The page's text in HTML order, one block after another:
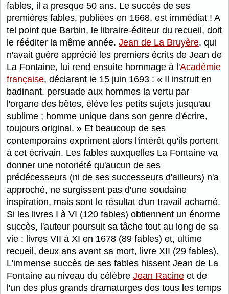
fables, il a presque 50 ans. Le succès de ses
premières fables, publiées en 1668, est immédiat ! A
tel point que Barbin, le libraire-éditeur du recueil, doit
le rééditer la même année. Jean de La Bruyère, qui
n'avait guère apprécié les premiers écrits de Jean de
La Fontaine, lui rend ensuite hommage à l'Académie
française, déclarant le 15 juin 1693 : « Il instruit en
badinant, persuade aux hommes la vertu par
l'organe des bêtes, élève les petits sujets jusqu'au
sublime ; homme unique dans son genre d'écrire,
toujours original. » Et beaucoup de ses
contemporains expriment alors l'intérêt qu'ils portent
à cet écrivain. Les fables auxquelles La Fontaine va
donner une notoriété qu'aucun de ses
prédécesseurs (ni de ses successeurs d'ailleurs) n'a
approché, ne surgissent pas d'une soudaine
inspiration, mais sont le résultat d'un travail acharné.
Si les livres I à VI (120 fables) obtiennent un énorme
succès, l'auteur poursuit sa tâche tout au long de sa
vie : livres VII à XI en 1678 (89 fables) et, ultime
recueil, deux ans avant sa mort, livre XII (29 fables).
L'immense succès de ses fables hissent Jean de La
Fontaine au niveau du célèbre Jean Racine et de
l'un des plus grands dramaturges des tous les temps